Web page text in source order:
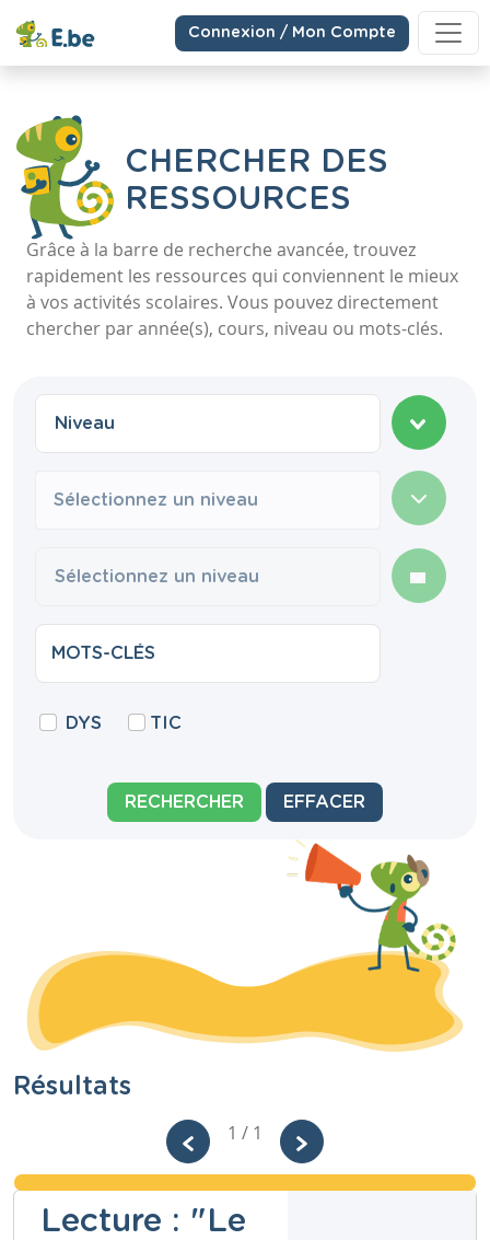
Connexion / Mon Compte
CHERCHER DES
RESSOURCES
Grâce à la barre de recherche avancée, trouvez
rapidement les ressources qui conviennent le mieux
à vos activités scolaires. Vous pouvez directement
chercher par année(s), cours, niveau ou mots-clés.
Sélectionnez un niveau
DYS TIC
RECHERCHER EFFACER
Résultats
1 / 1
Lecture : "Le